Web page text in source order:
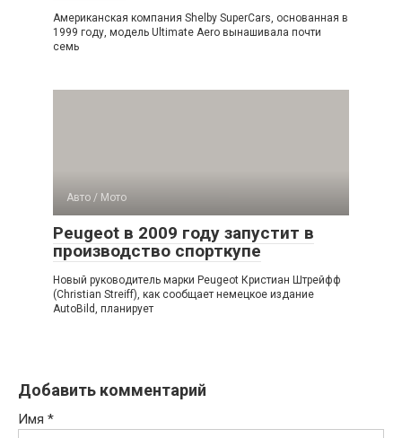
Американская компания Shelby SuperCars, основанная в
1999 году, модель Ultimate Aero вынашивала почти
семь
Авто / Мото
Peugeot в 2009 году запустит в
производство спорткупе
Новый руководитель марки Peugeot Кристиан Штрейфф
(Christian Streiff), как сообщает немецкое издание
AutoBild, планирует
Добавить комментарий
Имя *